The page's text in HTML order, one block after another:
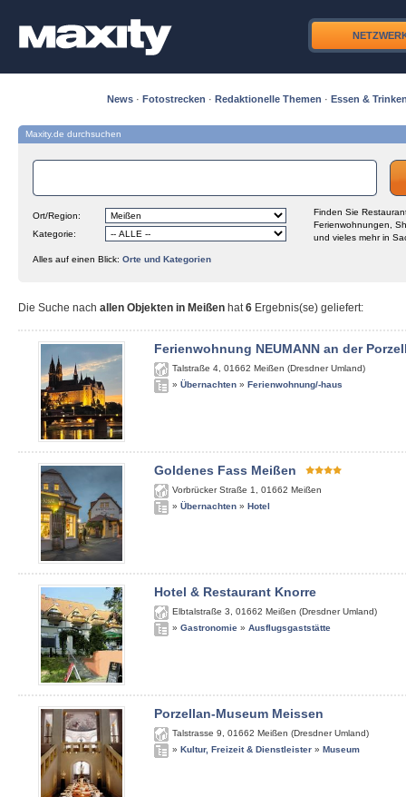
News · Fotostrecken · Redaktionelle Themen · Essen &
Maxity.de durchsuchen
Ort/Region:
Kategorie:
Finden Sie
Ferienwohnungen,
und vieles mehr in
Alles auf einen Blick: Orte und Kategorien
Die Suche nach allen Objekten in Meißen hat6 Ergebnis(se) geliefert:
Ferienwohnung NEUMANN an der
Talstraße 4 01662 Meißen (Dresdner Umland)
» Übernachten » Ferienwohnung/-haus
Goldenes Fass Meißen
Vorbrücker Straße 1 01662 Meißen
» Übernachten » Hotel
Hotel & Restaurant Knorre
Elbtalstraße 3 01662 Meißen (Dresdner Umland)
» Gastronomie » Ausflugsgaststätte
Porzellan-Museum Meissen
Talstrasse 9 01662 Meißen (Dresdner Umland)
» Kultur, Freizeit & Dienstleister » Museum